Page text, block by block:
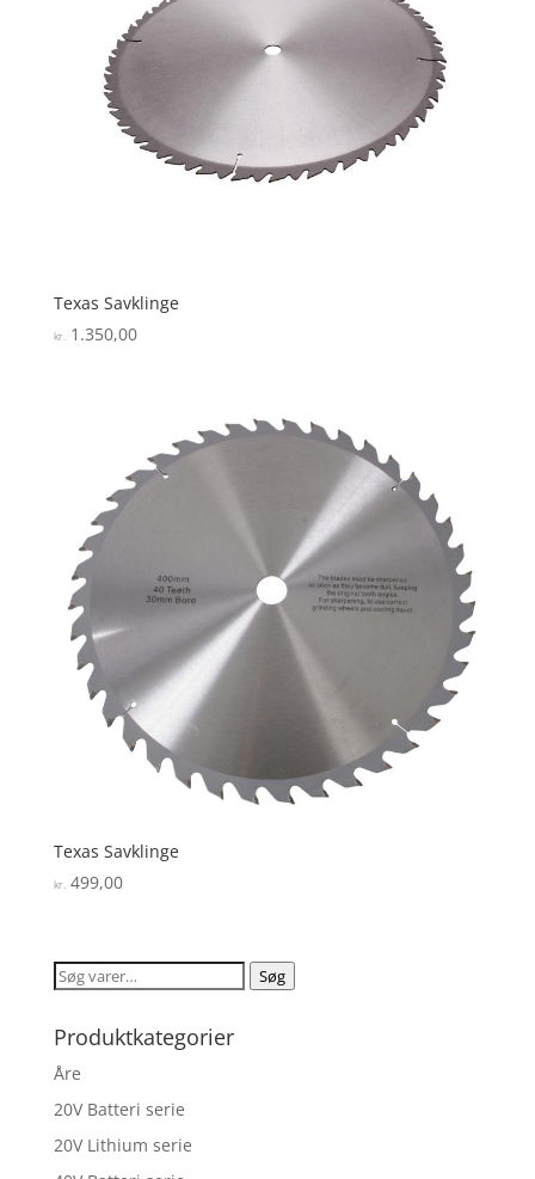
Texas Savklinge
kr. 1.350,00
Texas Savklinge
kr.499,00
Søg
Søg
Produktkategorier
Åre
20V Batteri serie
20V Lithium serie